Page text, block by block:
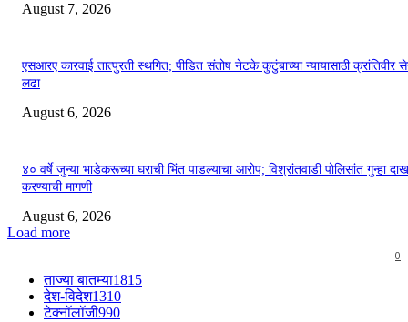
August 7, 2026
एसआरए कारवाई तात्पुरती स्थगित; पीडित संतोष नेटके कुटुंबाच्या न्यायासाठी क्रांतिवीर
लढा
August 6, 2026
४० वर्षे जुन्या भाडेकरूच्या घराची भिंत पाडल्याचा आरोप; विश्रांतवाडी पोलिसांत गुन्हा
करण्याची मागणी
August 6, 2026
Load more
0
ताज्या बातम्या1815
देश-विदेश1310
टेक्नॉलॉजी990